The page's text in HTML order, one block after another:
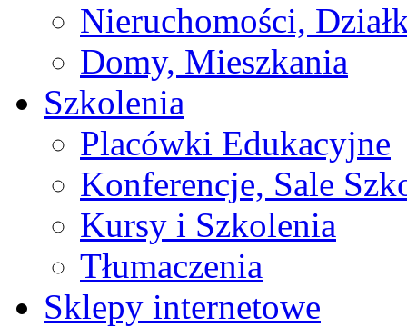
Nieruchomości,
Domy, Mieszkania
Szkolenia
Placówki Edukacyjne
Konferencje, Sale
Kursy i Szkolenia
Tłumaczenia
Sklepy internetowe